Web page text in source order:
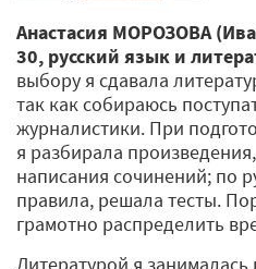
Анастасия МОРОЗОВА
30, русский язык и
выбору я сдавала
так как собираюсь
журналистики. При
я разбирала
написания сочинений; по
правила, решала тесты.
грамотно распределить
Литературой я